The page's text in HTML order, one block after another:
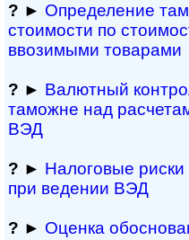
? ► Определение
стоимости по
ввозимыми товарами
? ► Валютный
таможне над
ВЭД
? ► Налоговые
при ведении ВЭД
? ► Оценка